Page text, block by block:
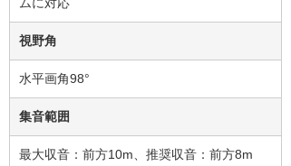
視野角
水平画角98°
集音範囲
最大収音：前方10m、推奨収音：前方8m